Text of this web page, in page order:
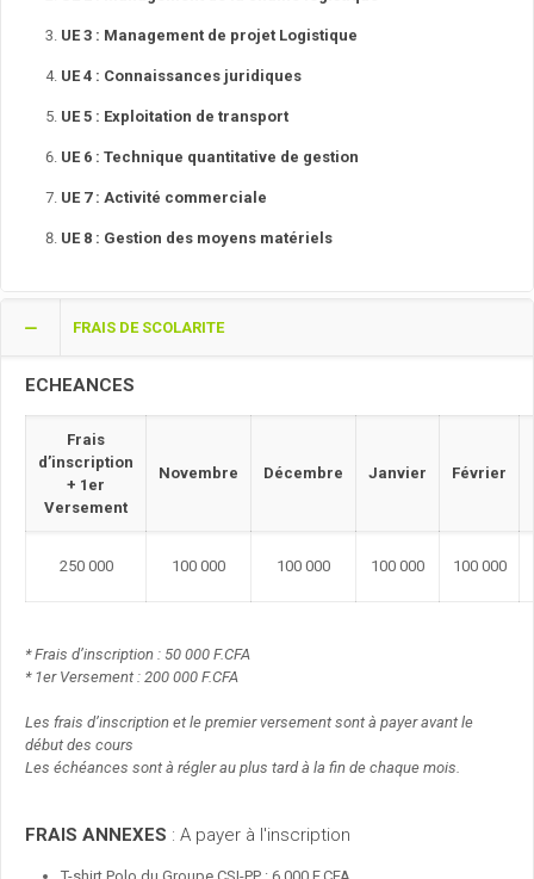
UE 3 : Management de projet Logistique
UE 4 : Connaissances juridiques
UE 5 : Exploitation de transport
UE 6 : Technique quantitative de gestion
UE 7 : Activité commerciale
UE 8 : Gestion des moyens matériels
FRAIS DE SCOLARITE
ECHEANCES
Frais
d’inscription
+ 1er
Versement
Novembre Décembre Janvier Février
250 000 100 000 100 000 100 000 100 000
* Frais d’inscription : 50 000 F.CFA
* 1er Versement : 200 000 F.CFA
Les frais d’inscription et le premier versement sont à payer avant le
début des cours
Les échéances sont à régler au plus tard à la fin de chaque mois.
FRAIS ANNEXES : A payer à l'inscription